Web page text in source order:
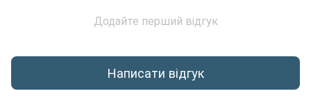
Додайте перший відгук
Написати відгук